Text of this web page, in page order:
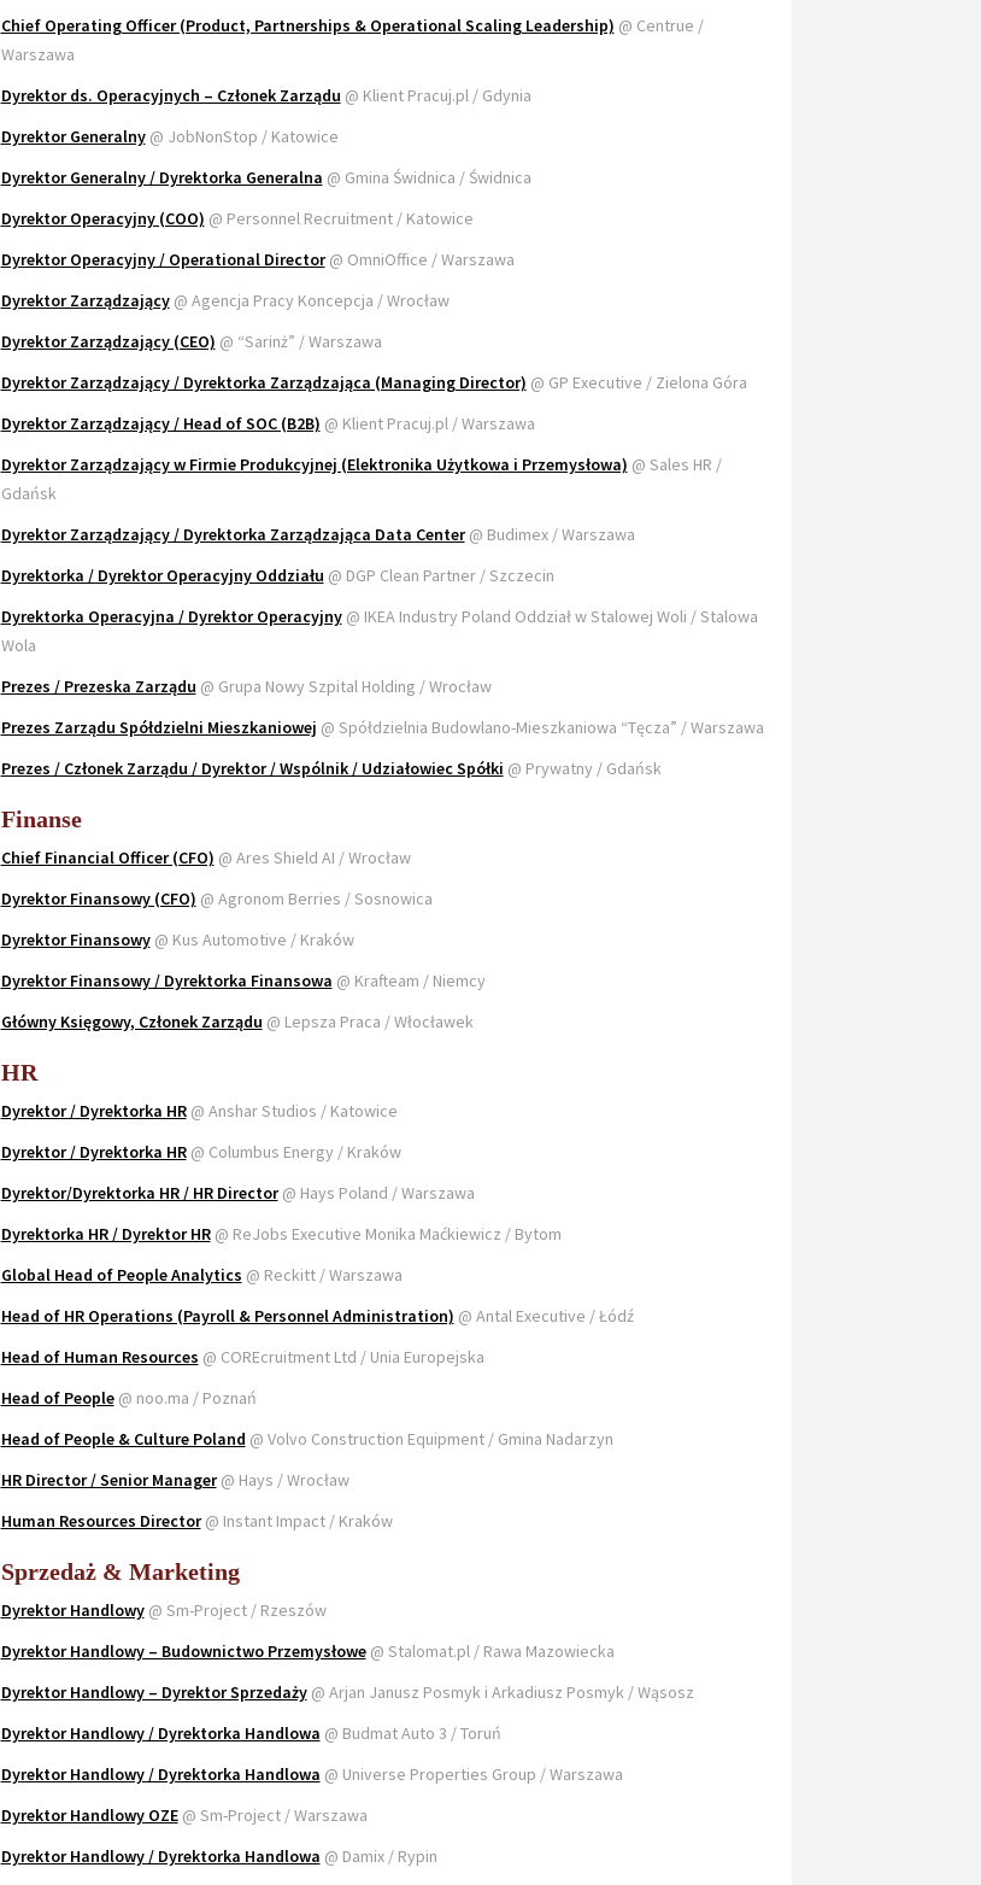
Chief Operating Officer (Product, Partnerships & Operational Scaling Leadership) @ Centrue /
Warszawa
Dyrektor ds. Operacyjnych – Członek Zarządu @ Klient Pracuj.pl / Gdynia
Dyrektor Generalny @ JobNonStop / Katowice
Dyrektor Generalny / Dyrektorka Generalna @ Gmina Świdnica / Świdnica
Dyrektor Operacyjny (COO) @ Personnel Recruitment / Katowice
Dyrektor Operacyjny / Operational Director @ OmniOffice / Warszawa
Dyrektor Zarządzający @ Agencja Pracy Koncepcja / Wrocław
Dyrektor Zarządzający (CEO) @ “Sarinż” / Warszawa
Dyrektor Zarządzający / Dyrektorka Zarządzająca (Managing Director) @ GP Executive / Zielona Góra
Dyrektor Zarządzający / Head of SOC (B2B) @ Klient Pracuj.pl / Warszawa
Dyrektor Zarządzający w Firmie Produkcyjnej (Elektronika Użytkowa i Przemysłowa) @ Sales HR /
Gdańsk
Dyrektor Zarządzający / Dyrektorka Zarządzająca Data Center @ Budimex / Warszawa
Dyrektorka / Dyrektor Operacyjny Oddziału @ DGP Clean Partner / Szczecin
Dyrektorka Operacyjna / Dyrektor Operacyjny @ IKEA Industry Poland Oddział w Stalowej Woli / Stalowa
Wola
Prezes / Prezeska Zarządu @ Grupa Nowy Szpital Holding / Wrocław
Prezes Zarządu Spółdzielni Mieszkaniowej @ Spółdzielnia Budowlano-Mieszkaniowa “Tęcza” / Warszawa
Prezes / Członek Zarządu / Dyrektor / Wspólnik / Udziałowiec Spółki @ Prywatny / Gdańsk
Finanse
Chief Financial Officer (CFO) @ Ares Shield AI / Wrocław
Dyrektor Finansowy (CFO) @ Agronom Berries / Sosnowica
Dyrektor Finansowy @ Kus Automotive / Kraków
Dyrektor Finansowy / Dyrektorka Finansowa @ Krafteam / Niemcy
Główny Księgowy, Członek Zarządu @ Lepsza Praca / Włocławek
HR
Dyrektor / Dyrektorka HR@ Anshar Studios / Katowice
Dyrektor / Dyrektorka HR @ Columbus Energy / Kraków
Dyrektor/Dyrektorka HR / HR Director @ Hays Poland / Warszawa
Dyrektorka HR / Dyrektor HR @ ReJobs Executive Monika Maćkiewicz / Bytom
Global Head of People Analytics @ Reckitt / Warszawa
Head of HR Operations (Payroll & Personnel Administration) @ Antal Executive / Łódź
Head of Human Resources @ COREcruitment Ltd / Unia Europejska
Head of People @ noo.ma / Poznań
Head of People & Culture Poland @ Volvo Construction Equipment / Gmina Nadarzyn
HR Director / Senior Manager @ Hays / Wrocław
Human Resources Director @ Instant Impact / Kraków
Sprzedaż & Marketing
Dyrektor Handlowy @ Sm-Project / Rzeszów
Dyrektor Handlowy – Budownictwo Przemysłowe @ Stalomat.pl / Rawa Mazowiecka
Dyrektor Handlowy – Dyrektor Sprzedaży @ Arjan Janusz Posmyk i Arkadiusz Posmyk / Wąsosz
Dyrektor Handlowy / Dyrektorka Handlowa @ Budmat Auto 3 / Toruń
Dyrektor Handlowy / Dyrektorka Handlowa @ Universe Properties Group / Warszawa
Dyrektor Handlowy OZE @ Sm-Project / Warszawa
Dyrektor Handlowy / Dyrektorka Handlowa @ Damix / Rypin